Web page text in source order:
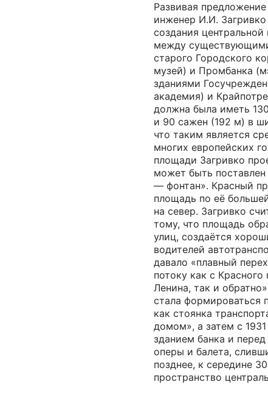
Развивая
инженер И.И.
создания
между
старого Городского
музей) и Промбанка
зданиями
академия) и
должна была иметь
и 90 сажен (192 м) в
что таким является
многих европейских
площади Загривко
может быть
— фонтан». Красный
площадь по её
на север. Загривко
тому, что площадь
улиц, создаётся
водителей
давало «плавный
потоку как с Красного
Ленина, так и
стала формироваться
как стоянка
домом», а затем с
зданием банка и
оперы и балета,
позднее, к середине
пространство